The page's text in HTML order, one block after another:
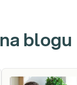
blogu